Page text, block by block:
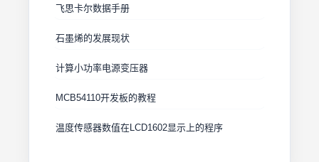
飞思卡尔数据手册
石墨烯的发展现状
计算小功率电源变压器
MCB54110开发板的教程
温度传感器数值在LCD1602显示上的程序